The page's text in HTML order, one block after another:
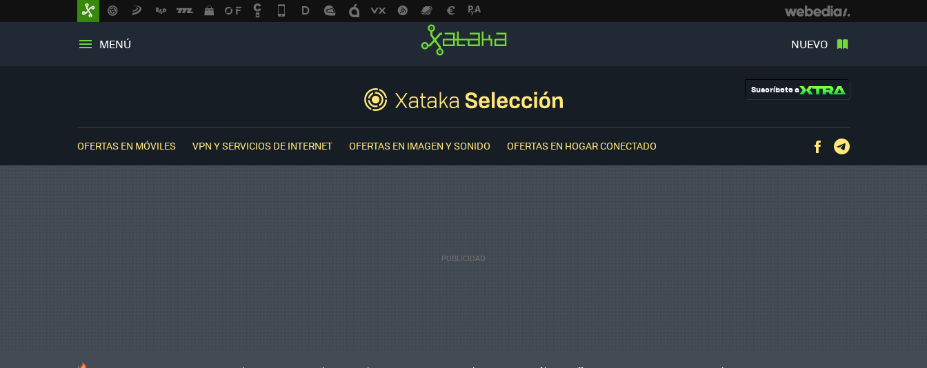
MENÚ NUEVO
Suscríbete a
OFERTAS EN MÓVILES VPN Y SERVICIOS DE INTERNET OFERTAS EN IMAGEN Y SONIDO OFERTAS EN HOGAR CONECTADO Facebook